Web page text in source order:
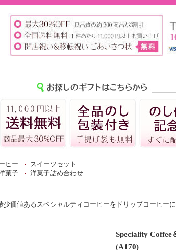
ヒー
スイーツセット
菓子
洋菓子詰め合わせ
少価値あるスペシャルティコーヒーをドリップコーヒー
Speciality Coffee
(A170)